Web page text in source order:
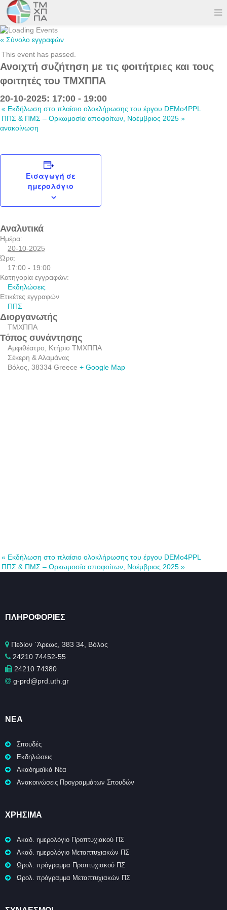
« Σύνολο εγγραφών
This event has passed.
Ανοιχτή συζήτηση με τις φοιτήτριες και τους
φοιτητές του ΤΜΧΠΠΑ
20-10-2025: 17:00 - 19:00
« Εκδήλωση στο πλαίσιο ολοκλήρωσης του έργου DEMo4PPL
ΠΠΣ & ΠΜΣ – Ορκωμοσία αποφοίτων, Νοέμβριος 2025 »
ανακοίνωση
Εισαγωγή σε
ημερολόγιο
Αναλυτικά
Ημέρα:
20-10-2025
Ώρα:
17:00 - 19:00
Κατηγορία εγγραφών:
Εκδηλώσεις
Ετικέτες εγγραφών
ΠΠΣ
Διοργανωτής
ΤΜΧΠΠΑ
Τόπος συνάντησης
Αμφιθέατρο, Κτήριο ΤΜΧΠΠΑ
Σέκερη & Αλαμάνας
Βόλος 38334 Greece + Google Map
« Εκδήλωση στο πλαίσιο ολοκλήρωσης του έργου DEMo4PPL
ΠΠΣ & ΠΜΣ – Ορκωμοσία αποφοίτων, Νοέμβριος 2025 »
ΠΛΗΡΟΦΟΡΊΕΣ
Πεδίον ΄Άρεως, 383 34, Βόλος
24210 74452-55
24210 74380
g-prd@prd.uth.gr
ΝΈΑ
Σπουδές
Εκδηλώσεις
Ακαδημαϊκά Νέα
Ανακοινώσεις Προγραμμάτων Σπουδών
ΧΡΉΣΙΜΑ
Ακαδ. ημερολόγιο Προπτυχιακού ΠΣ
Ακαδ. ημερολόγιο Μεταπτυχιακών ΠΣ
Ωρολ. πρόγραμμα Προπτυχιακού ΠΣ
Ωρολ. πρόγραμμα Μεταπτυχιακών ΠΣ